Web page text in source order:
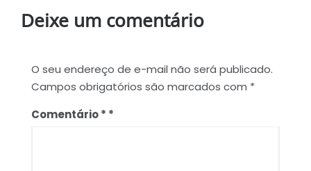
Deixe um comentário
O seu endereço de e-mail não será publicado.
Campos obrigatórios são marcados com *
Comentário*